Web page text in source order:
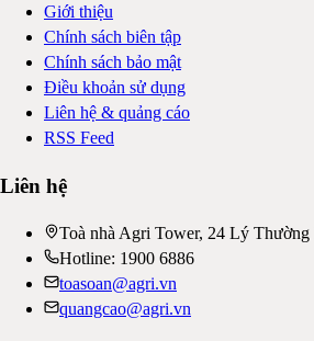
Giới thiệu
Chính sách biên tập
Chính sách bảo mật
Điều khoản sử dụng
Liên hệ & quảng cáo
RSS Feed
Liên hệ
Toà nhà Agri Tower, 24 Lý
Hotline: 1900 6886
toasoan@agri.vn
quangcao@agri.vn